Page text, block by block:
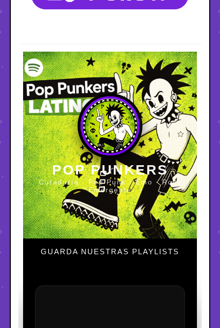
POP PUNKERS
Curaduría · Pop Punk · Emo · Rock
Emergente
GUARDA NUESTRAS PLAYLISTS